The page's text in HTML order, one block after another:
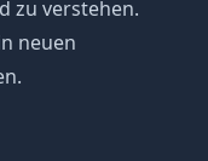
zu verstehen.
neuen